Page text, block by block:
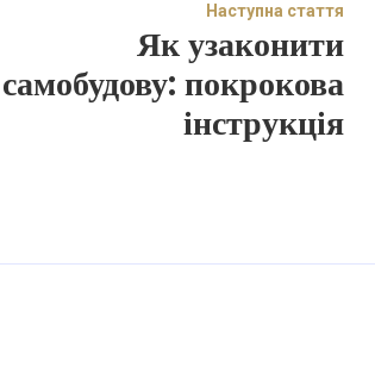
Наступна стаття
Як узаконити
самобудову: покрокова
інструкція